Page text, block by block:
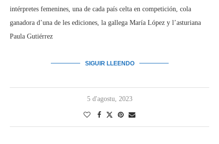
intérpretes femenines, una de cada país celta en competición, cola
ganadora d’una de les ediciones, la gallega María López y l’asturiana
Paula Gutiérrez
SIGUIR LLEENDO
5 d'agostu, 2023